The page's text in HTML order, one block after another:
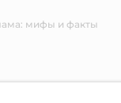
мифы и факты